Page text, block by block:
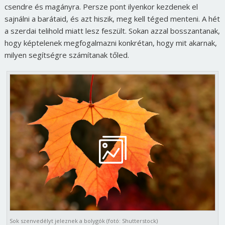
csendre és magányra. Persze pont ilyenkor kezdenek el
sajnálni a barátaid, és azt hiszik, meg kell téged menteni. A hét
a szerdai telihold miatt lesz feszült. Sokan azzal bosszantanak,
hogy képtelenek megfogalmazni konkrétan, hogy mit akarnak,
milyen segítségre számítanak tőled.
Sok szenvedélyt jeleznek a bolygók (fotó: Shutterstock)